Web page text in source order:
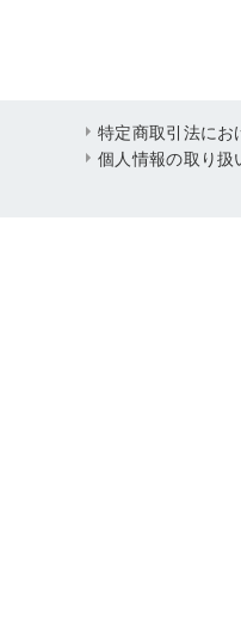
特定商取引法にお
個人情報の取り扱